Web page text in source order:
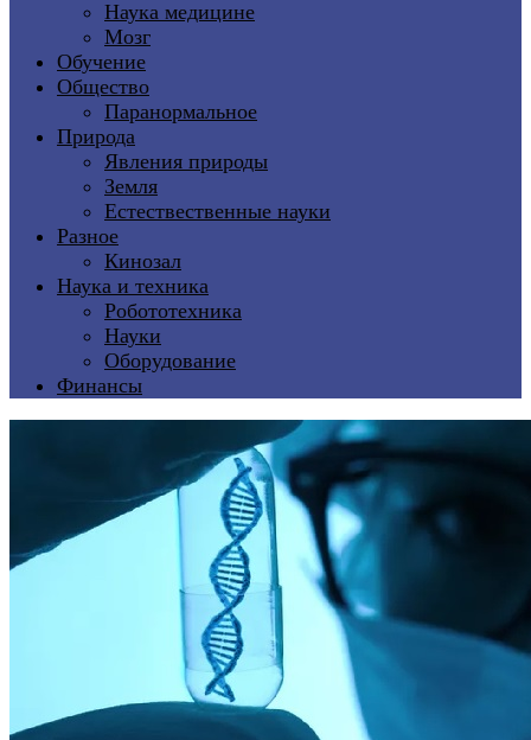
Наука медицине
Мозг
Обучение
Общество
Паранормальное
Природа
Явления природы
Земля
Естествественные науки
Разное
Кинозал
Наука и техника
Робототехника
Науки
Оборудование
Финансы